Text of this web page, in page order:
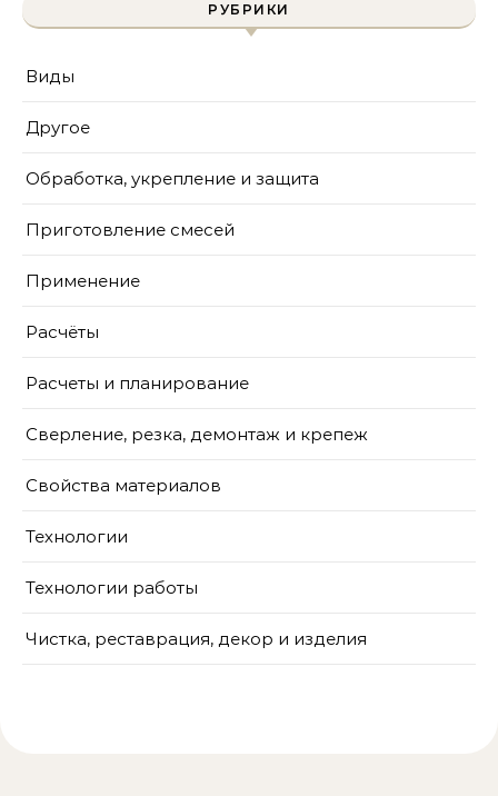
РУБРИКИ
Виды
Другое
Обработка, укрепление и защита
Приготовление смесей
Применение
Расчёты
Расчеты и планирование
Сверление, резка, демонтаж и крепеж
Свойства материалов
Технологии
Технологии работы
Чистка, реставрация, декор и изделия